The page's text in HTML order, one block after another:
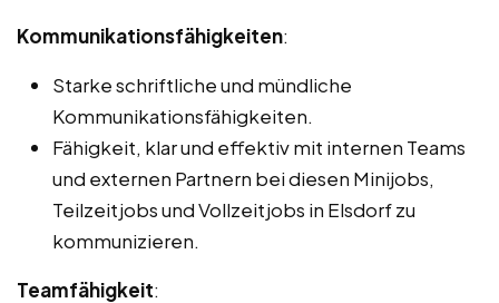
Kommunikationsfähigkeiten:
Starke schriftliche und mündliche
Kommunikationsfähigkeiten.
Fähigkeit, klar und effektiv mit internen Teams
und externen Partnern bei diesen Minijobs,
Teilzeitjobs und Vollzeitjobs in Elsdorf zu
kommunizieren.
Teamfähigkeit: